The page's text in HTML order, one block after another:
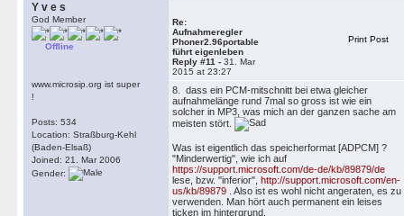
Y v e s
God Member
Offline
www.microsip.org ist super
!
Posts: 534
Location: Straßburg-Kehl
(Baden-Elsaß)
Joined: 21. Mar 2006
Gender:
Re:
Aufnahmeregler
Phoner2.96portable
führt eigenleben
Reply #11 - 31. Mar
2015 at 23:27
Print Post
8. dass ein PCM-mitschnitt bei etwa gleicher
aufnahmelänge rund 7mal so gross ist wie ein
solcher in MP3, was mich an der ganzen sache am
meisten stört.
Was ist eigentlich das speicherformat [ADPCM] ?
"Minderwertig", wie ich auf
https://support.microsoft.com/de-de/kb/89879/de
lese, bzw. "inferior", http://support.microsoft.com/en-
us/kb/89879 . Also ist es wohl nicht angeraten, es zu
verwenden. Man hört auch permanent ein leises
ticken im hintergrund.